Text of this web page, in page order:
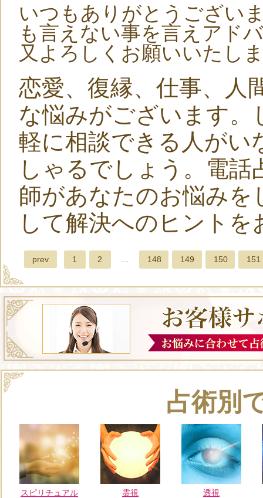
いつもありがとうござい
も言えない事を言えアド
又よろしくお願いいたし
恋愛、復縁、仕事、人
な悩みがございます
軽に相談できる人がい
しゃるでしょう。電
師があなたのお悩みを
して解決へのヒントを
prev 1 2 … 148 149 150 151
占術別
スピリチュアル 霊視 透視